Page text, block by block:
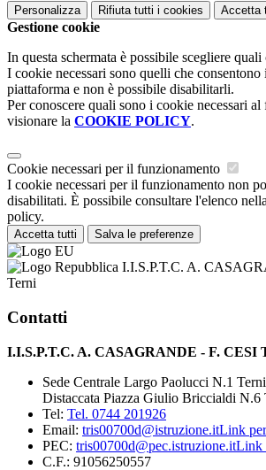
Personalizza Rifiuta tutti i cookies Accetta
Gestione cookie
In questa schermata è possibile scegliere
I cookie necessari sono quelli che
piattaforma e non è possibile disabilitarli.
Per conoscere quali sono i cookie necessari
visionare la COOKIE POLICY.
Cookie necessari per il funzionamento
I cookie necessari per il funzionamento non
disabilitati. È possibile consultare l'elenco
policy.
Accetta tutti Salva le preferenze
I.I.S.P.T.C. A.
Terni
Contatti
I.I.S.P.T.C. A. CASAGRANDE - F. CESI
Sede Centrale Largo Paolucci N.1
Distaccata Piazza Giulio Briccialdi N.6
Tel: Tel. 0744 201926
Email: tris00700d@istruzione.itLink
PEC: tris00700d@pec.istruzione.itLink
C.F.: 91056250557